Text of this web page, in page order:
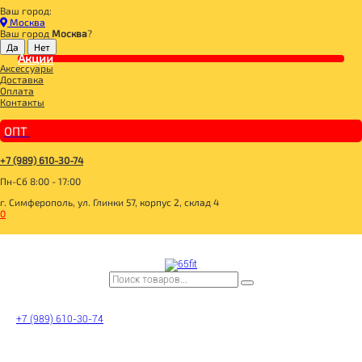
Ваш город:
Москва
Ваш город Москва?
Акции
Аксессуары
Доставка
Оплата
Контакты
ОПТ
+7 (989) 610-30-74
Пн-Сб 8:00 - 17:00
г. Симферополь, ул. Глинки 57, корпус 2, склад 4
0
+7 (989) 610-30-74
Главная
ДЛЯ ЗДОРОВОГО ПИТАНИЯ
ГОТОВЫЕ БЛЮДА
ПАСТЫ, ПАШТЕТЫ, УРБЕЧИ
VEGAN FOOD Паста Арахисовая натуральная 200г